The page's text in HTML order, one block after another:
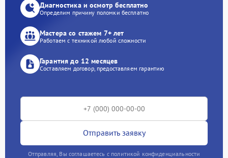
Диагностика и осмотр бесплатно
Определим причину поломки бесплатно
Мастера со стажем 7+ лет
Работаем с техникой любой сложности
Гарантия до 12 месяцев
Составляем договор, предоставляем гарантию
Отправить заявку
Отправляя, Вы соглашаетесь с политикой конфиденциальности